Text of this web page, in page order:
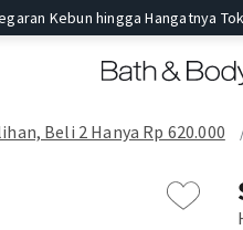
Kebun hingga Hangatnya
Beli 2 Hanya Rp 620.000